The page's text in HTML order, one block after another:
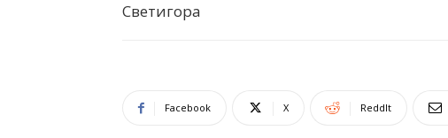
Светигора
Facebook X ReddIt